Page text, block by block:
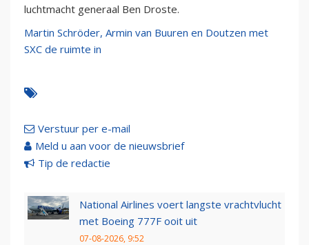
luchtmacht generaal Ben Droste.
Martin Schröder, Armin van Buuren en Doutzen met
SXC de ruimte in
Verstuur per e-mail
Meld u aan voor de nieuwsbrief
Tip de redactie
National Airlines voert langste vrachtvlucht
met Boeing 777F ooit uit
07-08-2026, 9:52